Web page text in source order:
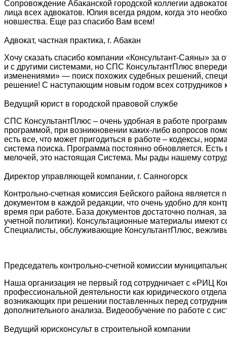
Сопровождение Абаканской городской коллегии
лица всех адвокатов. Юлия всегда рядом, когда это
новшества. Еще раз спасибо Вам всем!
Адвокат, частная практика, г. Абакан
Хочу сказать спасибо компании «Консультант-Саяны»
и с другими системами, но СПС КонсультантПлюс
изменениями» — поиск похожих судебных решений,
решение! С наступающим новым годом всех сотрудников
Ведущий юрист в городской правовой службе
СПС КонсультантПлюс – очень удобная в работе
программой, при возникновении каких-либо вопросов
есть все, что может пригодиться в работе – кодексы,
система поиска. Программа постоянно обновляется.
мелочей, это настоящая Система. Мы рады нашему
Директор управляющей компании, г. Саяногорск
Контрольно-счетная комиссия Бейского района
документом в каждой редакции, что очень удобно для
время при работе. База документов достаточно полная,
учетной политики). Консультационные материалы имеют
Специалисты, обслуживающие КонсультантПлюс,
Председатель контрольно-счетной комиссии
Наша организация не первый год сотрудничает с «РИЦ
профессиональной деятельности как юридического
возникающих при решении поставленных перед
дополнительного анализа. Видеообучение по работе с
Ведущий юрисконсульт в строительной компании